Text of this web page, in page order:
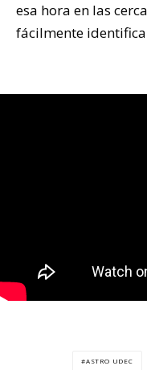
esa hora en las
fácilmente
ASTRO UDEC